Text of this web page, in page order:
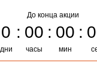
До конца акции
0
дни
00
часы
00
мин